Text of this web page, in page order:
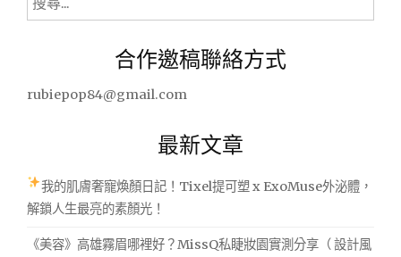
尋
合作邀稿聯絡方式
rubiepop84@gmail.com
最新文章
我的肌膚奢寵煥顏日記！Tixel提可塑 x ExoMuse外泌體，
解鎖人生最亮的素顏光！
《美容》高雄霧眉哪裡好？MissQ私睫妝園實測分享（ 設計風